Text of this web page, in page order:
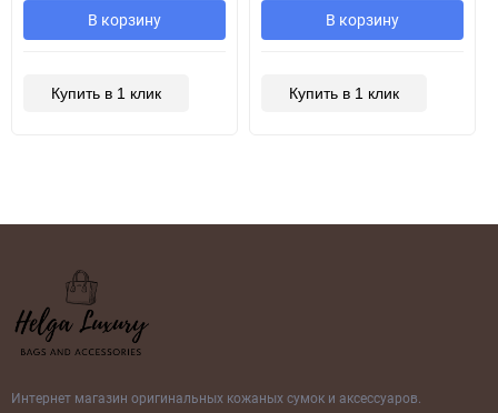
В корзину
Купить в 1 клик
В корзину
Купить в 1 клик
Интернет магазин оригинальных кожаных сумок и аксессуаров.